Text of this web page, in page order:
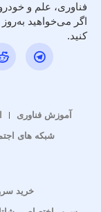
فناوری، علم و
اگر می‌خواهید
کنید.
آموزش فناوری
شبکه های
خرید